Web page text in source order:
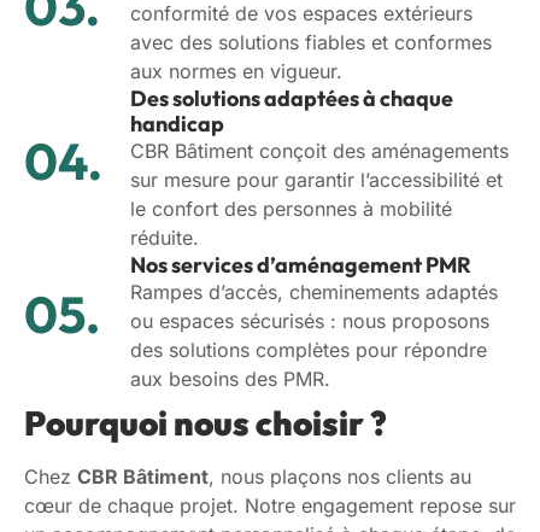
conformité de vos espaces extérieurs
avec des solutions fiables et conformes
aux normes en vigueur.
Des solutions adaptées à chaque
handicap
CBR Bâtiment conçoit des aménagements
sur mesure pour garantir l’accessibilité et
le confort des personnes à mobilité
réduite.
Nos services d’aménagement PMR
Rampes d’accès, cheminements adaptés
ou espaces sécurisés : nous proposons
des solutions complètes pour répondre
aux besoins des PMR.
Pourquoi nous choisir ?
Chez CBR Bâtiment, nous plaçons nos clients au
cœur de chaque projet. Notre engagement repose sur